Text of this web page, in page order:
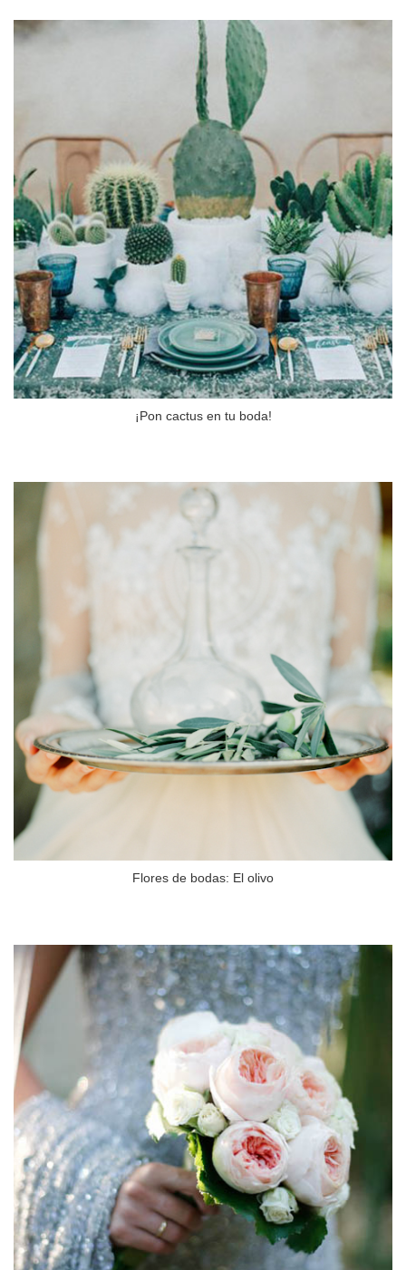
¡Pon cactus en tu boda!
Flores de bodas: El olivo